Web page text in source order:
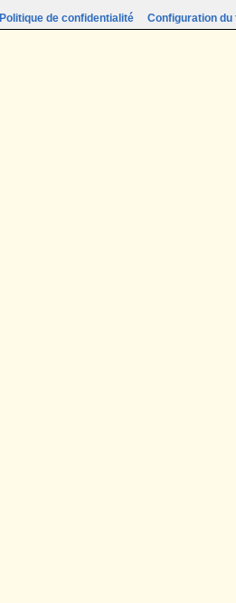
Politique de confidentialité Configuration du